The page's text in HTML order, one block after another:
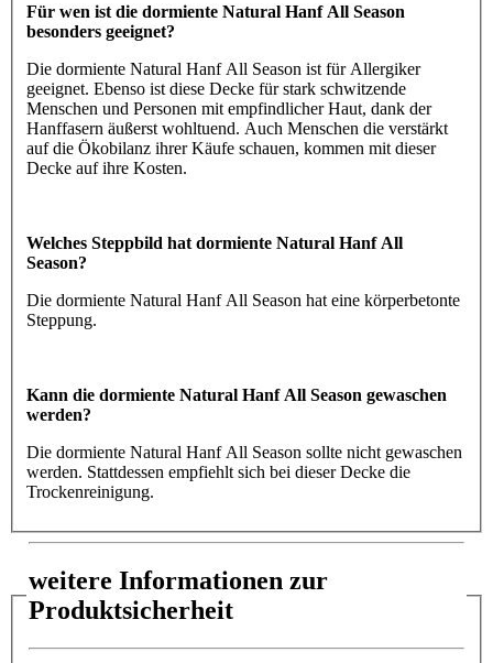
Für wen ist die dormiente Natural Hanf All Season
besonders geeignet?
Die dormiente Natural Hanf All Season ist für Allergiker
geeignet. Ebenso ist diese Decke für stark schwitzende
Menschen und Personen mit empfindlicher Haut, dank der
Hanffasern äußerst wohltuend. Auch Menschen die verstärkt
auf die Ökobilanz ihrer Käufe schauen, kommen mit dieser
Decke auf ihre Kosten.
Welches Steppbild hat dormiente Natural Hanf All
Season?
Die dormiente Natural Hanf All Season hat eine körperbetonte
Steppung.
Kann die dormiente Natural Hanf All Season gewaschen
werden?
Die dormiente Natural Hanf All Season sollte nicht gewaschen
werden. Stattdessen empfiehlt sich bei dieser Decke die
Trockenreinigung.
weitere Informationen zur
Produktsicherheit